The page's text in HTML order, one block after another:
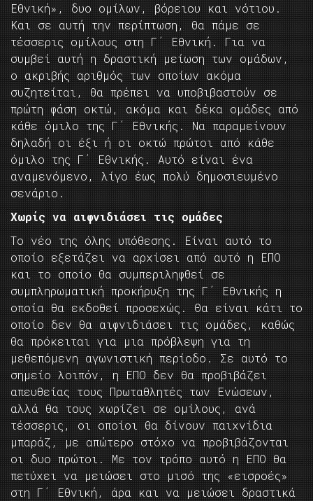
Εθνική», δυο ομίλων, βόρειου και νότιου.
Και σε αυτή την περίπτωση, θα πάμε σε
τέσσερις ομίλους στη Γ΄ Εθνική. Για να
συμβεί αυτή η δραστική μείωση των ομάδων,
ο ακριβής αριθμός των οποίων ακόμα
συζητείται, θα πρέπει να υποβιβαστούν σε
πρώτη φάση οκτώ, ακόμα και δέκα ομάδες από
κάθε όμιλο της Γ΄ Εθνικής. Να παραμείνουν
δηλαδή οι έξι ή οι οκτώ πρώτοι από κάθε
όμιλο της Γ΄ Εθνικής. Αυτό είναι ένα
αναμενόμενο, λίγο έως πολύ δημοσιευμένο
σενάριο.
Χωρίς να αιφνιδιάσει τις ομάδες
Το νέο της όλης υπόθεσης. Είναι αυτό το
οποίο εξετάζει να αρχίσει από αυτό η ΕΠΟ
και το οποίο θα συμπεριληφθεί σε
συμπληρωματική προκήρυξη της Γ΄ Εθνικής η
οποία θα εκδοθεί προσεχώς. Θα είναι κάτι το
οποίο δεν θα αιφνιδιάσει τις ομάδες, καθώς
θα πρόκειται για μια πρόβλεψη για τη
μεθεπόμενη αγωνιστική περίοδο. Σε αυτό το
σημείο λοιπόν, η ΕΠΟ δεν θα προβιβάζει
απευθείας τους Πρωταθλητές των Ενώσεων,
αλλά θα τους χωρίζει σε ομίλους, ανά
τέσσερις, οι οποίοι θα δίνουν παιχνίδια
μπαράζ, με απώτερο στόχο να προβιβάζονται
οι δυο πρώτοι. Με τον τρόπο αυτό η ΕΠΟ θα
πετύχει να μειώσει στο μισό της «εισροές»
στη Γ΄ Εθνική, άρα και να μειώσει δραστικά